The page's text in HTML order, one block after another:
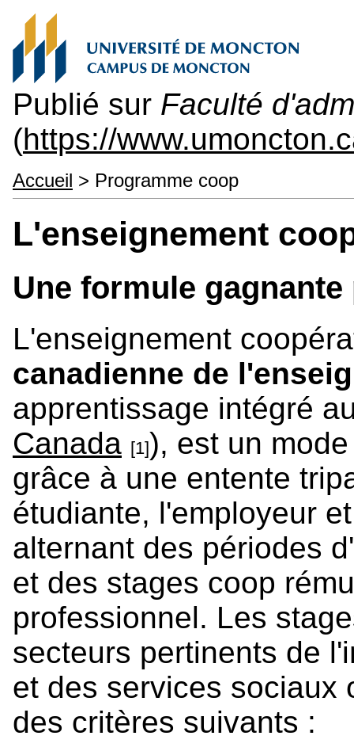
Publié sur Faculté
(https://
Accueil > Programme coop
L'enseignement
Une formule
L'enseignement
canadienne de
apprentissage intégré
Canada [1]), est un
grâce à une entente
étudiante, l'employeur
alternant des périodes
et des stages coop
professionnel. Les
secteurs pertinents de
et des services sociaux
des critères suivants :